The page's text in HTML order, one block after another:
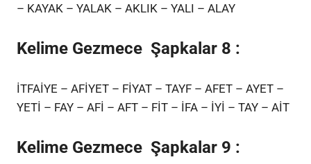
– KAYAK – YALAK – AKLIK – YALI – ALAY
Kelime Gezmece Şapkalar 8 :
İTFAİYE – AFİYET – FİYAT – TAYF – AFET – AYET –
YETİ – FAY – AFİ – AFT – FİT – İFA – İYİ – TAY – AİT
Kelime Gezmece Şapkalar 9 :